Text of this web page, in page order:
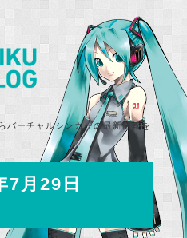
バーチャルシンガーの最新情報を
7月29日